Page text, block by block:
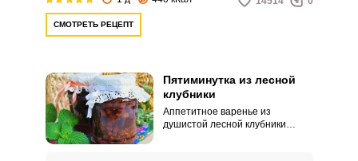
спелые ягоды и фрукты, без
сахарный сироп.
СМОТРЕТЬ РЕЦЕПТ
Пятиминутка из лесной
клубники
Аппетитное варенье из
душистой лесной клубники